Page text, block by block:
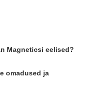
Magneticsi eelised?
omadused ja